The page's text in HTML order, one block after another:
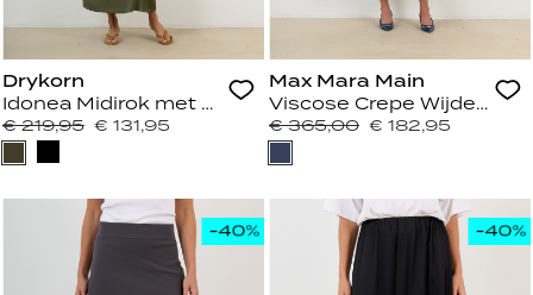
Drykorn
Idonea Midirok met Elastische Tailleband in Satijn
€ 219,95 € 131,95
Max Mara Main
Viscose Crepe Wijde Rok
€ 365,00 € 182,95